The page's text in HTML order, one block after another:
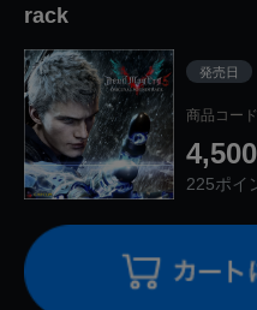
rack
発売日
商品コー
225ポイ